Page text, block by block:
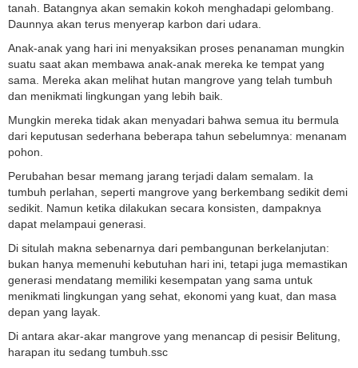
tanah. Batangnya akan semakin kokoh menghadapi gelombang.
Daunnya akan terus menyerap karbon dari udara.
Anak-anak yang hari ini menyaksikan proses penanaman mungkin
suatu saat akan membawa anak-anak mereka ke tempat yang
sama. Mereka akan melihat hutan mangrove yang telah tumbuh
dan menikmati lingkungan yang lebih baik.
Mungkin mereka tidak akan menyadari bahwa semua itu bermula
dari keputusan sederhana beberapa tahun sebelumnya: menanam
pohon.
Perubahan besar memang jarang terjadi dalam semalam. Ia
tumbuh perlahan, seperti mangrove yang berkembang sedikit demi
sedikit. Namun ketika dilakukan secara konsisten, dampaknya
dapat melampaui generasi.
Di situlah makna sebenarnya dari pembangunan berkelanjutan:
bukan hanya memenuhi kebutuhan hari ini, tetapi juga memastikan
generasi mendatang memiliki kesempatan yang sama untuk
menikmati lingkungan yang sehat, ekonomi yang kuat, dan masa
depan yang layak.
Di antara akar-akar mangrove yang menancap di pesisir Belitung,
harapan itu sedang tumbuh.ssc